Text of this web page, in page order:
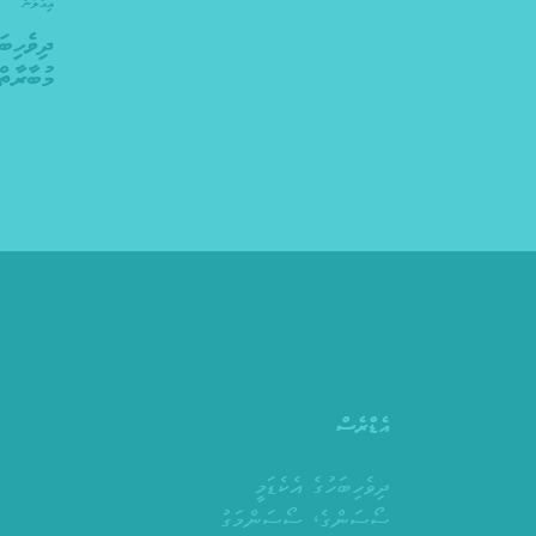
މުބާރާތް
އެޑްރެސް
ދިވެހިބަހުގެ އެކެޑަމީ
ސޯސަންގެ، ސޯސަންމަގު